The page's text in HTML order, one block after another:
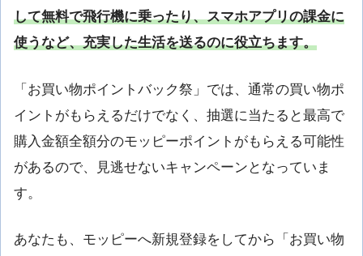
して無料で飛行機に乗ったり、スマホアプリの課金に
使うなど、充実した生活を送るのに役立ちます。
「お買い物ポイントバック祭」では、通常の買い物ポ
イントがもらえるだけでなく、抽選に当たると最高で
購入金額全額分のモッピーポイントがもらえる可能性
があるので、見逃せないキャンペーンとなっていま
す。
あなたも、モッピーへ新規登録をしてから「お買い物